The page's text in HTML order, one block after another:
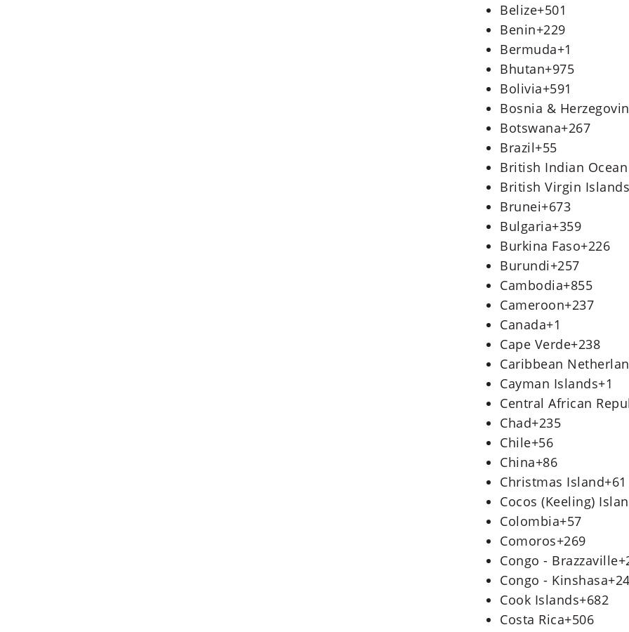
Belize+501
Benin+229
Bermuda+1
Bhutan+975
Bolivia+591
Bosnia &
Botswana+267
Brazil+55
British Indian
British Virgin Islands
Brunei+673
Bulgaria+359
Burkina Faso+226
Burundi+257
Cambodia+855
Cameroon+237
Canada+1
Cape Verde+238
Caribbean
Cayman Islands+1
Central African
Chad+235
Chile+56
China+86
Christmas Island+61
Cocos (Keeling)
Colombia+57
Comoros+269
Congo - Brazzaville
Congo - Kinshasa
Cook Islands+682
Costa Rica+506